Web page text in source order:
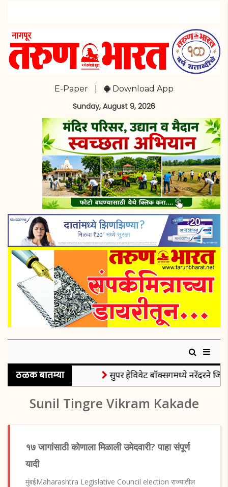
E-Paper Download App
Sunday, August 9, 2026
ठळक बातम्या सुपर हेविवेट बॉक्सिंगमध्ये नरेंदरने
Sunil Tingre Vikram Kakade
१७ जागांसाठी कोणाला मिळाली उमेदवारी? पाहा संपूर्ण
यादी
मुंबईMaharashtra Legislative Council election राज्यातील